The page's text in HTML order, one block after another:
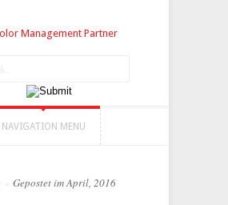
NAVIGATION MENU
Gepostet im April, 2016